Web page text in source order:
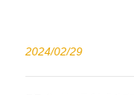
2024/02/29